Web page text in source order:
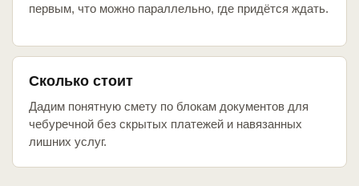
первым, что можно параллельно, где придётся ждать.
Сколько стоит
Дадим понятную смету по блокам документов для
чебуречной без скрытых платежей и навязанных
лишних услуг.